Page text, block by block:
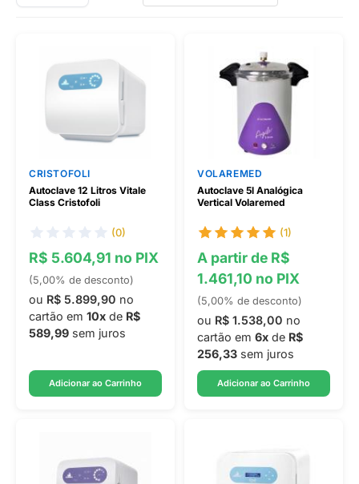
CRISTOFOLI
Autoclave 12 Litros Vitale
Class Cristofoli
(0)
R$ 5.604,91 no PIX
(5,00% de desconto)
ou R$ 5.899,90 no
cartão em 10x de R$
589,99 sem juros
Adicionar ao Carrinho
VOLAREMED
Autoclave 5l Analógica
Vertical Volaremed
(1)
A partir de R$
1.461,10 no PIX
(5,00% de desconto)
ou R$ 1.538,00 no
cartão em 6x de R$
256,33 sem juros
Adicionar ao Carrinho